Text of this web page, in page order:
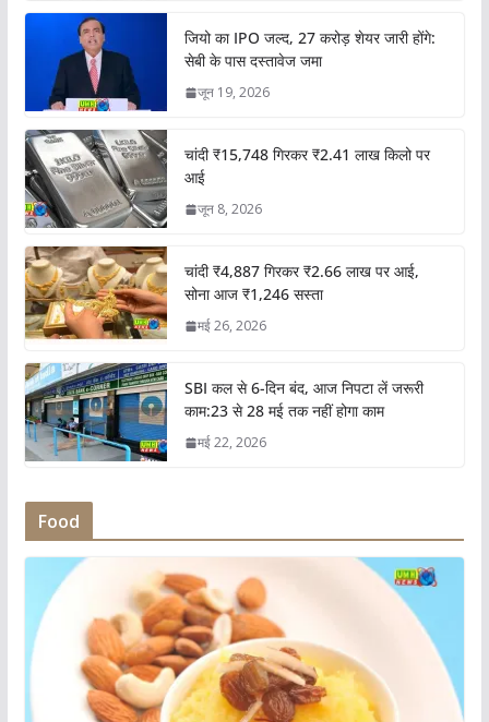
जियो का IPO जल्द, 27 करोड़ शेयर जारी होंगे:
सेबी के पास दस्तावेज जमा
जून 19, 2026
चांदी ₹15,748 गिरकर ₹2.41 लाख किलो पर
आई
जून 8, 2026
चांदी ₹4,887 गिरकर ₹2.66 लाख पर आई,
सोना आज ₹1,246 सस्ता
मई 26, 2026
SBI कल से 6-दिन बंद, आज निपटा लें जरूरी
काम:23 से 28 मई तक नहीं होगा काम
मई 22, 2026
Food